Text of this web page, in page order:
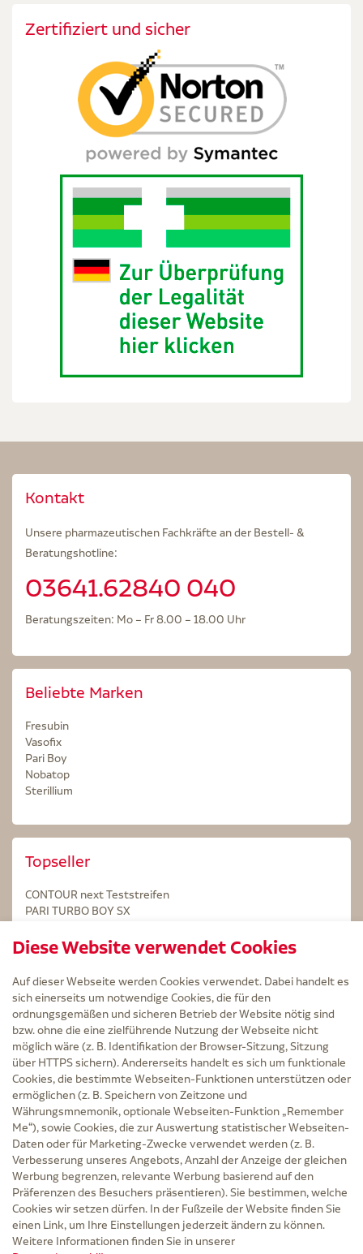
Zertifiziert und sicher
Kontakt
Unsere pharmazeutischen Fachkräfte an der Bestell- &
Beratungshotline:
03641.62840 040
Beratungszeiten: Mo – Fr 8.00 – 18.00 Uhr
Beliebte Marken
Fresubin
Vasofix
Pari Boy
Nobatop
Sterillium
Topseller
CONTOUR next Teststreifen
PARI TURBO BOY SX
Kintex Kinesiologie Tape blau
Service
Versand und Lieferzeit
Kontakt
FAQ
AGB
Cookie-Einstellungen
Datenschutz
Erklärung zur Barrierefreiheit
Widerruf
Impressum
Zu Risiken und Nebenwirkungen lesen Sie die Packungsbeilage und fragen Sie
Ihre Ärztin, Ihren Arzt oder in der Apotheke.
Diese Website verwendet Cookies
Auf dieser Webseite werden Cookies verwendet. Dabei handelt es
sich einerseits um notwendige Cookies, die für den
ordnungsgemäßen und sicheren Betrieb der Website nötig sind
bzw. ohne die eine zielführende Nutzung der Webseite nicht
möglich wäre (z. B. Identifikation der Browser-Sitzung, Sitzung
über HTTPS sichern). Andererseits handelt es sich um funktionale
Cookies, die bestimmte Webseiten-Funktionen unterstützen oder
ermöglichen (z. B. Speichern von Zeitzone und
Währungsmnemonik, optionale Webseiten-Funktion „Remember
Me“), sowie Cookies, die zur Auswertung statistischer Webseiten-
Daten oder für Marketing-Zwecke verwendet werden (z. B.
Verbesserung unseres Angebots, Anzahl der Anzeige der gleichen
Werbung begrenzen, relevante Werbung basierend auf den
Präferenzen des Besuchers präsentieren). Sie bestimmen, welche
Cookies wir setzen dürfen. In der Fußzeile der Website finden Sie
einen Link, um Ihre Einstellungen jederzeit ändern zu können.
Weitere Informationen finden Sie in unserer